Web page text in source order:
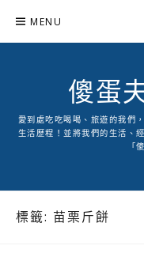
content
MENU
傻蛋
愛到處吃吃喝喝、旅遊的我們
生活歷程！並將我們的生活、
「
標籤: 苗栗斤餅